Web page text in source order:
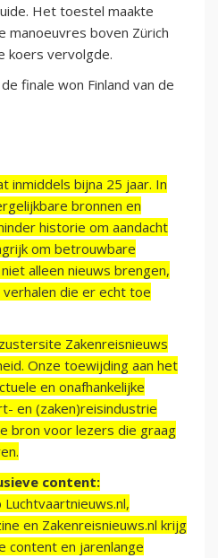
Het toestel maakte
boven Zürich
koers vervolgde.
finale won Finland van de
inmiddels bijna 25 jaar. In
bronnen en
historie om aandacht
om betrouwbare
alleen nieuws brengen,
die er echt toe
Zakenreisnieuws
Onze toewijding aan het
en onafhankelijke
en (zaken)reisindustrie
bron voor lezers die graag
content:
en Zakenreisnieuws.nl krijg
content en jarenlange